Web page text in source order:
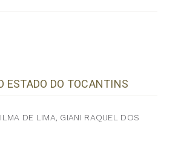
ESTADO DO TOCANTINS
DE LIMA, GIANI RAQUEL DOS